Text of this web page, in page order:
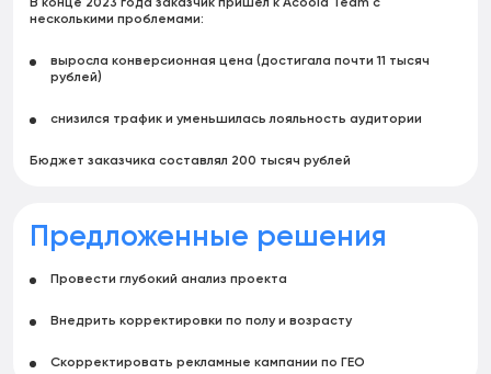
В конце 2023 года заказчик пришел к Acoola Team с
несколькими проблемами:
выросла конверсионная цена (достигала почти 11 тысяч
рублей)
снизился трафик и уменьшилась лояльность аудитории
Бюджет заказчика составлял 200 тысяч рублей
Предложенные решения
Провести глубокий анализ проекта
Внедрить корректировки по полу и возрасту
Скорректировать рекламные кампании по ГЕО